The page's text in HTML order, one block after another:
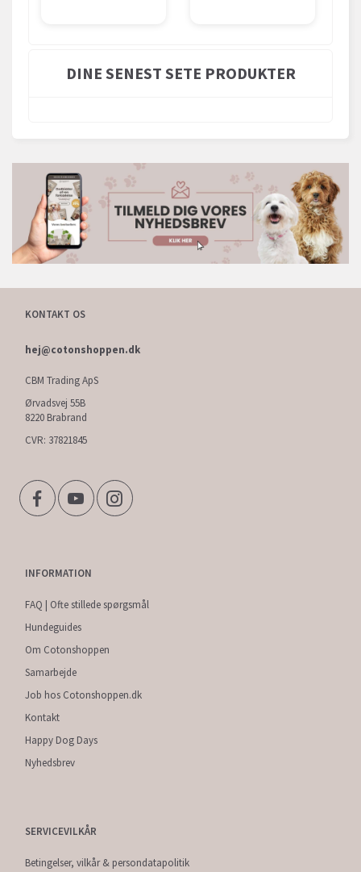
DINE SENEST SETE PRODUKTER
KONTAKT OS
hej@cotonshoppen.dk
CBM Trading ApS
Ørvadsvej 55B
8220 Brabrand
CVR: 37821845
INFORMATION
FAQ | Ofte stillede spørgsmål
Hundeguides
Om Cotonshoppen
Samarbejde
Job hos Cotonshoppen.dk
Kontakt
Happy Dog Days
Nyhedsbrev
SERVICEVILKÅR
Betingelser, vilkår & persondatapolitik